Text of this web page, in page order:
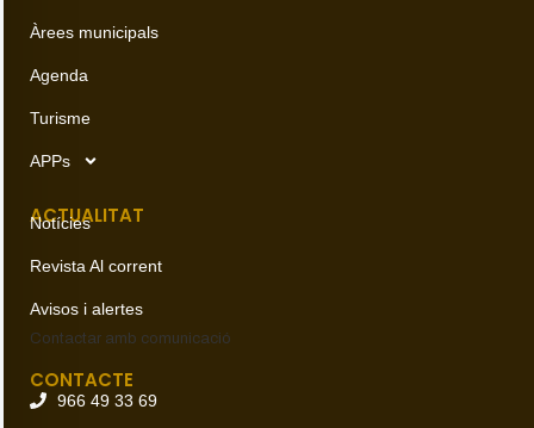
Àrees municipals
Agenda
Turisme
APPs
ACTUALITAT
Notícies
Revista Al corrent
Avisos i alertes
Contactar amb comunicació
CONTACTE
966 49 33 69